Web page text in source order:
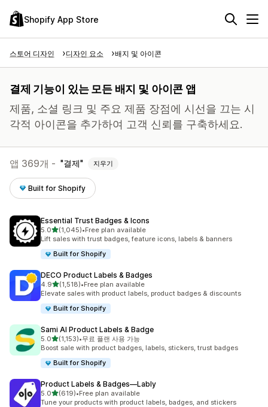
Shopify App Store
스토어 디자인 디자인 요소 배지 및 아이콘
결제 기능이 있는 모든 배지 및 아이콘 앱
제품, 소셜 링크 및 주요 제품 장점에 시선을 끄는 시
각적 아이콘을 추가하여 고객 신뢰를 구축하세요.
앱 369개 - 결제 지우기
Built for Shopify
Essential Trust Badges & Icons
5.0별 5개 중
(1,045)
총 리뷰 1045개
•Free plan available
Lift sales with trust badges, feature icons, labels & banners
Built for Shopify
DECO Product Labels & Badges
4.9별 5개 중
(1,518)
총 리뷰 1518개
•Free plan available
Elevate sales with product labels, product badges & discounts
Built for Shopify
Sami AI Product Labels & Badge
5.0별 5개 중
(1,153)
총 리뷰 1153개
•무료 플랜 사용 가능
Boost sale with product badges, labels, stickers, trust badges
Built for Shopify
Product Labels & Badges—Lably
5.0별 5개 중
(619)
총 리뷰 619개
•Free plan available
Tune your products with product labels, badges, and stickers